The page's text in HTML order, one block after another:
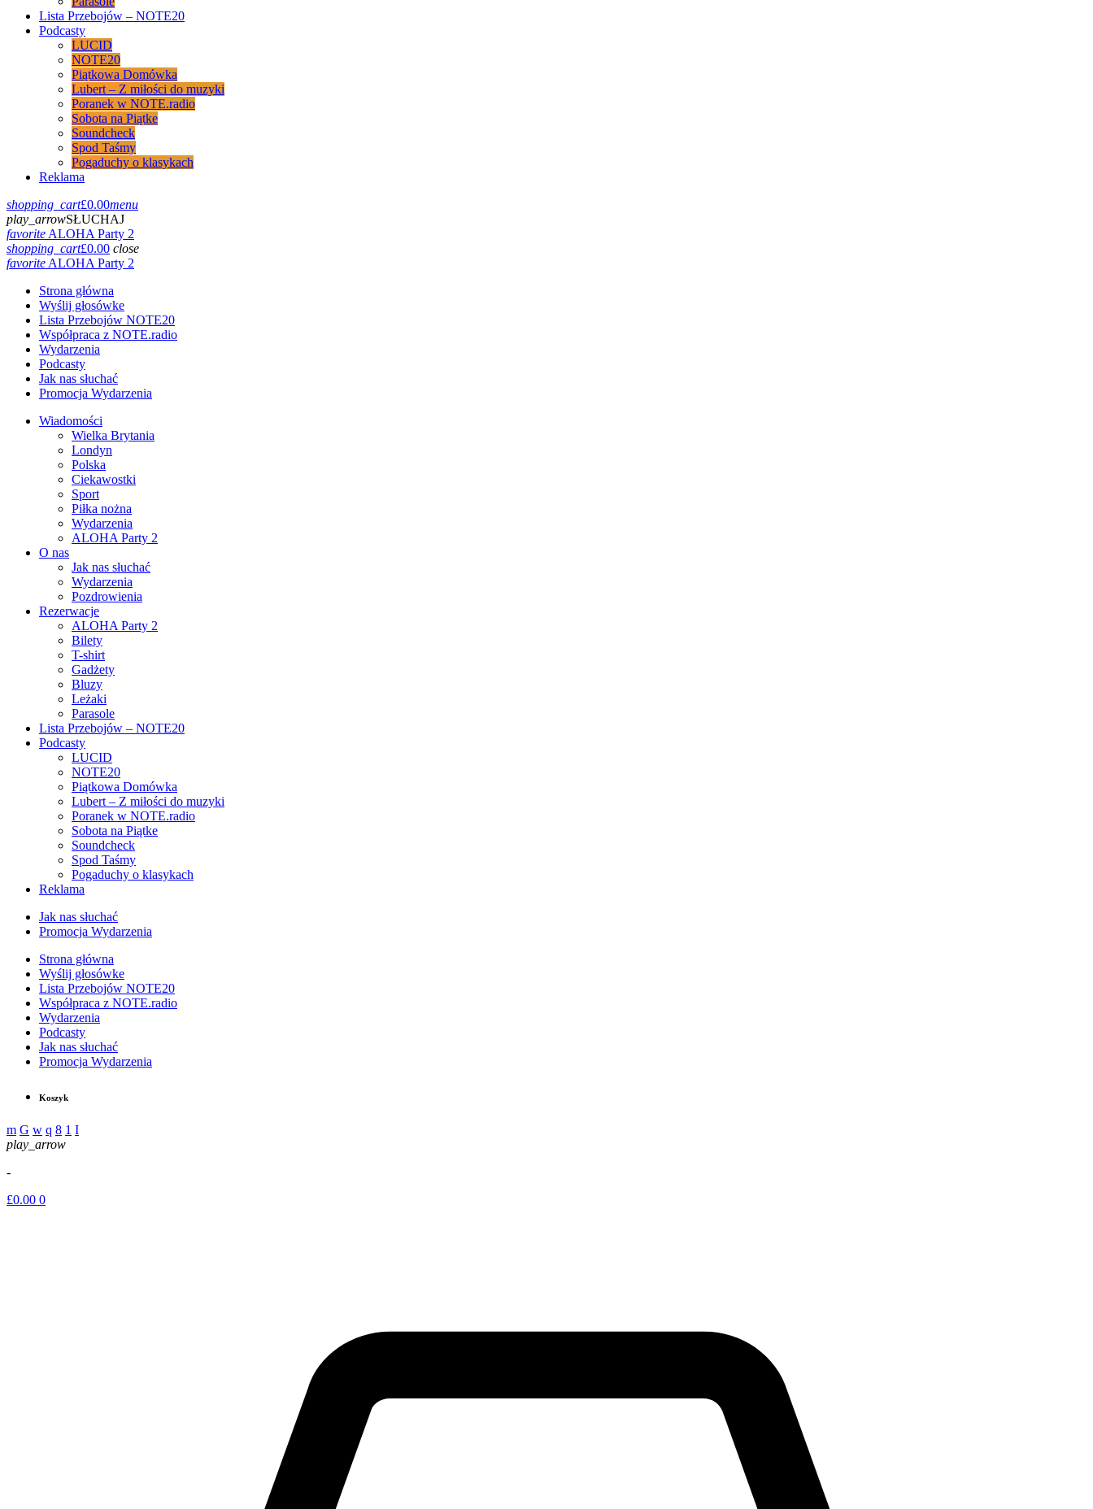
Lista Przebojów – NOTE20
Podcasty
LUCID
NOTE20
Piątkowa Domówka
Lubert – Z miłości do muzyki
Poranek w NOTE.radio
Sobota na Piątke
Soundcheck
Spod Taśmy
Pogaduchy o klasykach
Reklama
shopping_cart£0.00menu
play_arrowSŁUCHAJ
favoriteALOHA Party 2
shopping_cart£0.00 close
favoriteALOHA Party 2
Strona główna
Wyślij głosówke
Lista Przebojów NOTE20
Współpraca z NOTE.radio
Wydarzenia
Podcasty
Jak nas słuchać
Promocja Wydarzenia
Wiadomości
Wielka Brytania
Londyn
Polska
Ciekawostki
Sport
Piłka nożna
Wydarzenia
ALOHA Party 2
O nas
Jak nas słuchać
Wydarzenia
Pozdrowienia
Rezerwacje
ALOHA Party 2
Bilety
T-shirt
Gadżety
Bluzy
Leżaki
Parasole
Lista Przebojów – NOTE20
Podcasty
LUCID
NOTE20
Piątkowa Domówka
Lubert – Z miłości do muzyki
Poranek w NOTE.radio
Sobota na Piątke
Soundcheck
Spod Taśmy
Pogaduchy o klasykach
Reklama
Jak nas słuchać
Promocja Wydarzenia
Strona główna
Wyślij głosówke
Lista Przebojów NOTE20
Współpraca z NOTE.radio
Wydarzenia
Podcasty
Jak nas słuchać
Promocja Wydarzenia
Koszyk
play_arrow
-
£0.00 0